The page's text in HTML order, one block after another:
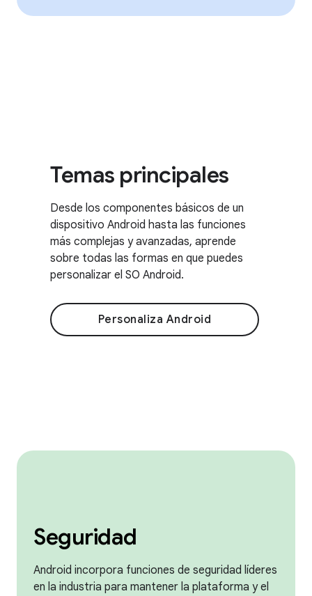
Temas principales
Desde los componentes básicos de un
dispositivo Android hasta las funciones
más complejas y avanzadas, aprende
sobre todas las formas en que puedes
personalizar el SO Android.
Personaliza Android
Seguridad
Android incorpora funciones de seguridad líderes
en la industria para mantener la plataforma y el